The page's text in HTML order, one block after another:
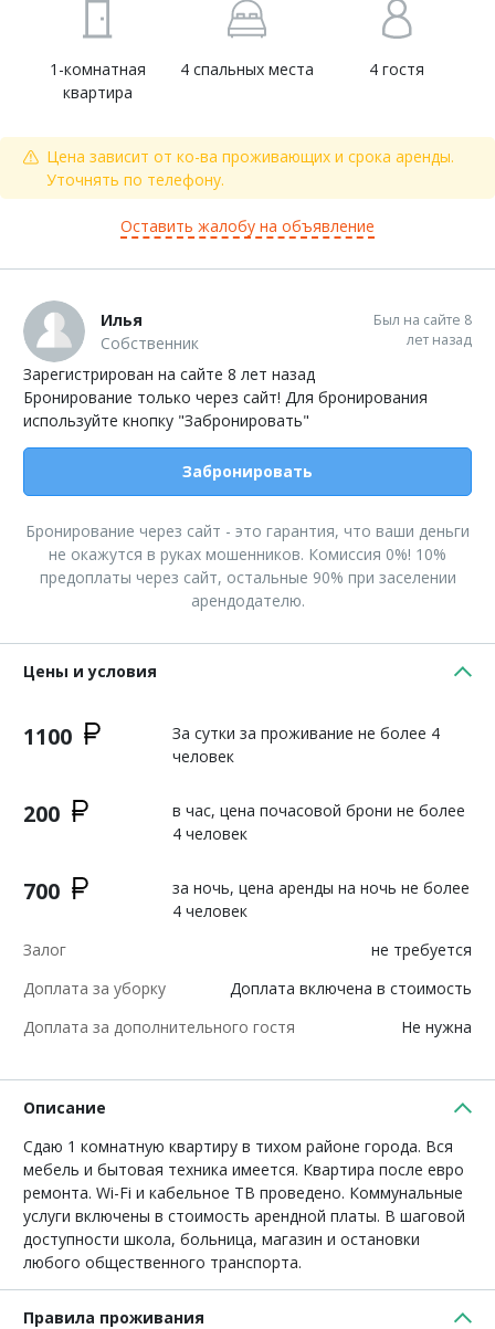
1-комнатная
квартира
4 спальных места 4 гостя
Цена зависит от ко-ва проживающих и срока аренды.
Уточнять по телефону.
Оставить жалобу на объявление
Илья
Собственник
Был на сайте 8
лет назад
Зарегистрирован на сайте 8 лет назад
Бронирование только через сайт! Для бронирования
используйте кнопку "Забронировать"
Забронировать
Бронирование через сайт - это гарантия, что ваши деньги
не окажутся в руках мошенников. Комиссия 0%! 10%
предоплаты через сайт, остальные 90% при заселении
арендодателю.
Цены и условия
1100
За сутки за проживание не более 4
человек
200
в час, цена почасовой брони не более
4 человек
700
за ночь, цена аренды на ночь не более
4 человек
Залог
не требуется
Доплата за уборку
Доплата включена в стоимость
Доплата за дополнительного гостя
Не нужна
Описание
Сдаю 1 комнатную квартиру в тихом районе города. Вся
мебель и бытовая техника имеется. Квартира после евро
ремонта. Wi-Fi и кабельное ТВ проведено. Коммунальные
услуги включены в стоимость арендной платы. В шаговой
доступности школа, больница, магазин и остановки
любого общественного транспорта.
Правила проживания